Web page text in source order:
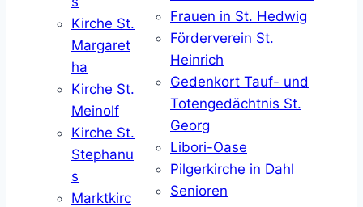
Kirche St.
Margaret
ha
Kirche St.
Meinolf
Kirche St.
Stephanu
s
Marktkirc
Frauen in St. Hedwig
Förderverein St.
Heinrich
Gedenkort Tauf- und
Totengedächtnis St.
Georg
Libori-Oase
Pilgerkirche in Dahl
Senioren